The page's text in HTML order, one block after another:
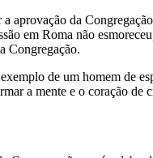
da Congregação,
em Roma não
Congregação.
de um homem de
a mente e o coração